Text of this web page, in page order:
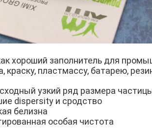
хороший заполнитель для
краску, пластмассу, батарею,
узкий ряд размера
dispersity и сродство
белизна
особая чистота